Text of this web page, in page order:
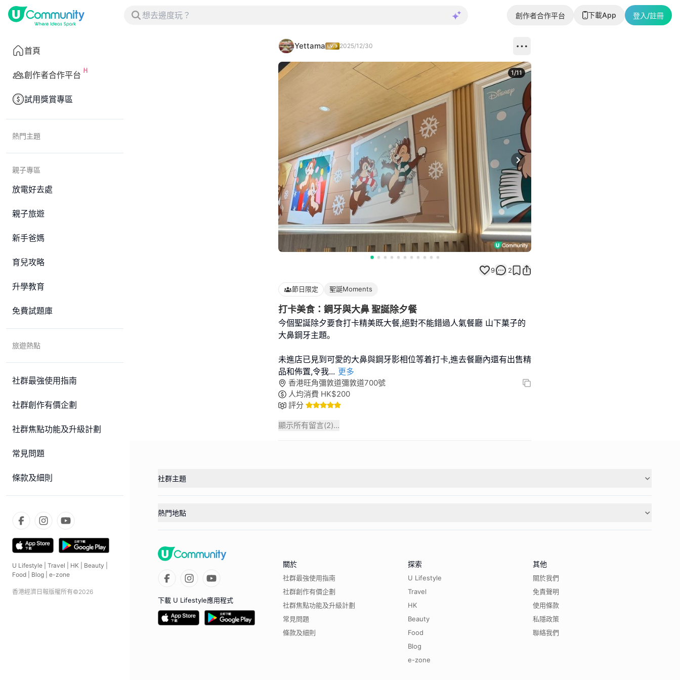
創作者合作平台 下載App 登入/註冊
首頁
創作者合作平台
試用獎賞專區
熱門主題
親子專區
放電好去處
親子旅遊
新手爸媽
育兒攻略
升學教育
免費試題庫
旅遊熱點
社群最強使用指南
社群創作有價企劃
社群焦點功能及升級計劃
常見問題
條款及細則
U Lifestyle Travel HK Beauty
Food
Blog e-zone
香港經濟日報版權所有©2026
Yettama 2025/12/30
Next slide
1/11
9 2
節日限定 聖誕Moments
打卡美食：鋼牙與大鼻 聖誕除夕餐
今個聖誕除夕要食打卡精美既大餐,絕對不能錯過人氣餐廳 山下菓子的
大鼻鋼牙主題｡
未進店已見到可愛的大鼻與鋼牙影相位等着打卡,進去餐廳內還有出售精
品和佈置,令我... 更多
香港旺角彌敦道彌敦道700號
人均消費 HK$200
評分
顯示所有留言(2)...
社群主題
熱門地點
下載 U Lifestyle應用程式
關於
社群最強使用指南
社群創作有價企劃
社群焦點功能及升級計劃
常見問題
條款及細則
探索
U Lifestyle
Travel
HK
Beauty
Food
Blog
e-zone
其他
關於我們
免責聲明
使用條款
私隱政策
聯絡我們